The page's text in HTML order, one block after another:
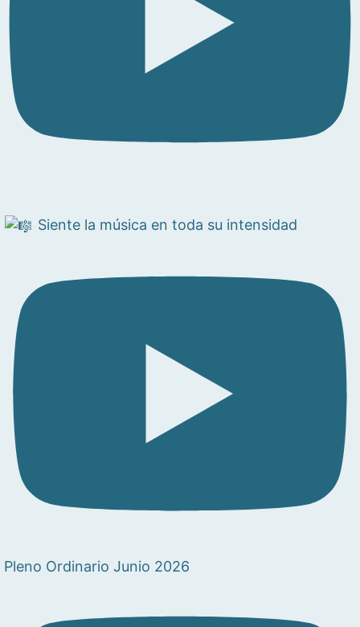
Siente la música en toda su intensidad
Pleno Ordinario Junio 2026